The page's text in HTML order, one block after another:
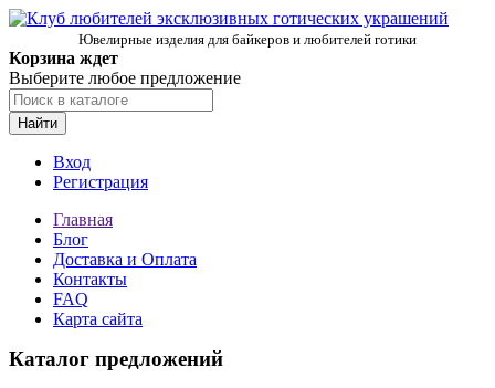
Ювелирные изделия для байкеров и любителей готики
Корзина ждет
Выберите любое предложение
Найти
Вход
Регистрация
Главная
Блог
Доставка и Оплата
Контакты
FAQ
Карта сайта
Каталог предложений